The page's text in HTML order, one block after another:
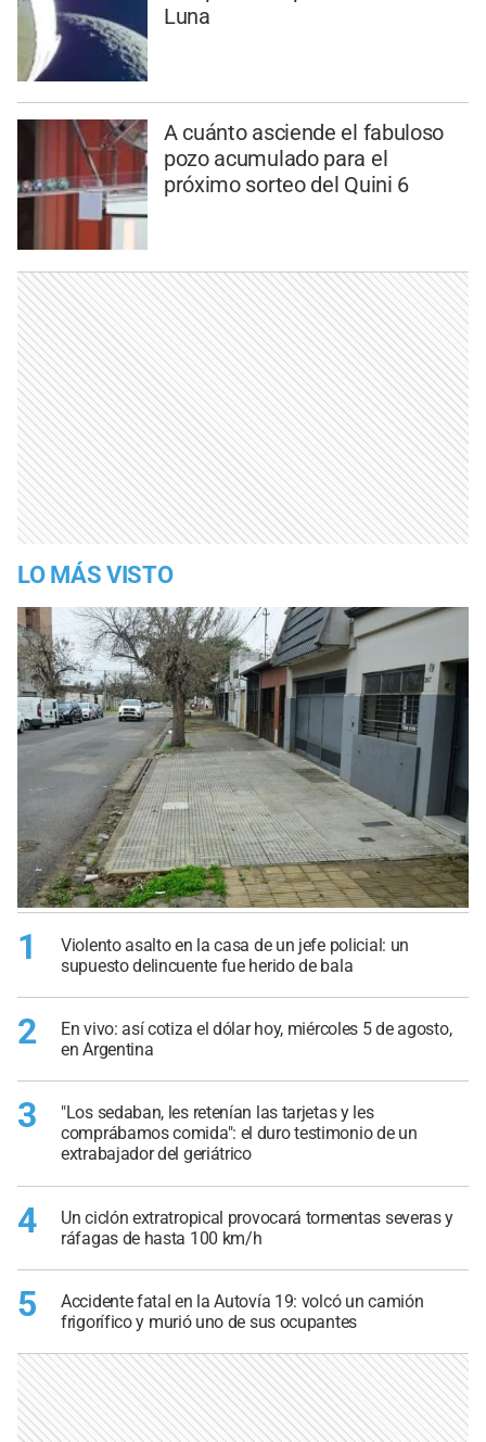
Luna
A cuánto asciende el fabuloso
pozo acumulado para el
próximo sorteo del Quini 6
LO MÁS VISTO
1
Violento asalto en la casa de un jefe policial: un
supuesto delincuente fue herido de bala
2
En vivo: así cotiza el dólar hoy, miércoles 5 de agosto,
en Argentina
3
"Los sedaban, les retenían las tarjetas y les
comprábamos comida": el duro testimonio de un
extrabajador del geriátrico
4
Un ciclón extratropical provocará tormentas severas y
ráfagas de hasta 100 km/h
5
Accidente fatal en la Autovía 19: volcó un camión
frigorífico y murió uno de sus ocupantes